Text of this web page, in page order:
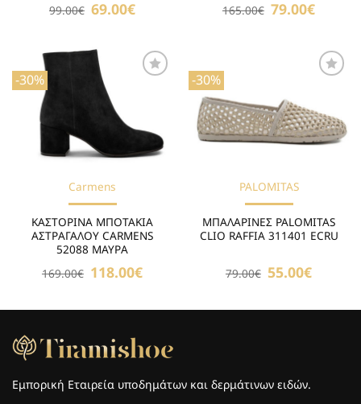
99.00€ Original
price
69.00€Η
τρέχουσα
69.00€.
165.00€ Original
price
79.00€Η
79.00€.
-30%
Carmens
ΚΑΣΤΟΡΙΝΑ ΜΠΟΤΑΚΙΑ
ΑΣΤΡΑΓΑΛΟΥ CARMENS
52088 ΜΑΥΡΑ
169.00€ Original
price
118.00€Η
τρέχουσα
118.00€.
-30%
Επιθυμιών
PALOMITAS
ΜΠΑΛΑΡΙΝΕΣ PALOMITAS
CLIO RAFFIA 311401 ECRU
79.00€ Original
price
55.00€Η
τρέχουσα
55.00€.
Εμπορική Εταιρεία υποδημάτων και δερμάτινων ειδών.